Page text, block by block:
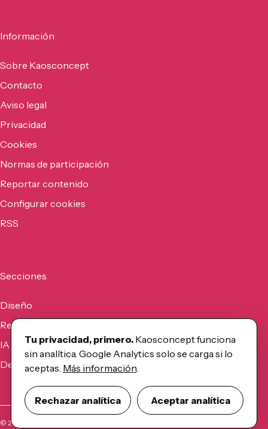
Información
Sobre Kaosconcept
Contacto
Aviso legal
Privacidad
Cookies
Normas de participación
Reportar contenido
Configurar cookies
RSS
Secciones
Diseño
Recursos
IA
Desarrollo
© 2026
Tu privacidad, primero. Kaosconcept funciona
sin analítica. Google Analytics solo se carga si lo
aceptas. Más información.
Rechazar analítica Aceptar analítica